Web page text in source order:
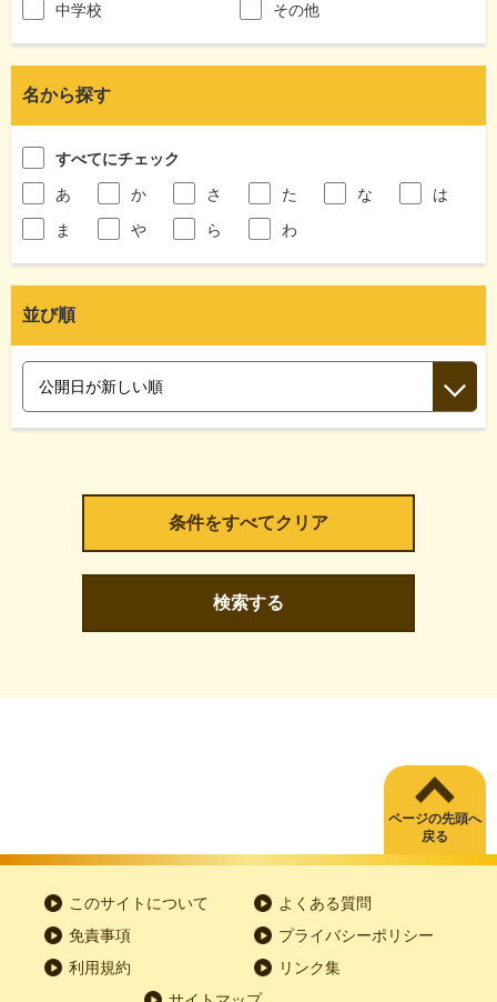
中学校
その他
名から探す
すべてにチェック
あ
か さ た な
は
ま
や ら わ
並び順
検索する
ページの先頭へ
戻る
このサイトについて
よくある質問
免責事項
プライバシーポリシー
利用規約
リンク集